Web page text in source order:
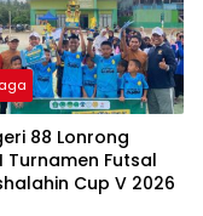
88 Lonrong
Turnamen Futsal
Cup V 2026